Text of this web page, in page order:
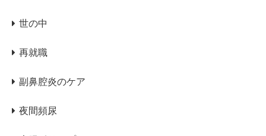
世の中
再就職
副鼻腔炎のケア
夜間頻尿